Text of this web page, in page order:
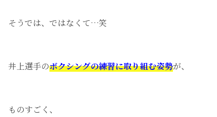
そうでは、ではなくて…笑
井上選手のボクシングの練習に取り組む姿勢が、
ものすごく、